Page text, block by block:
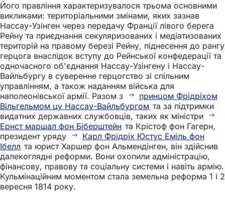
Його правління характеризувалося трьома основними
викликами: територіальними змінами, яких зазнав
Нассау-Узінген через передачу Франції лівого берега
Рейну та приєднання секуляризованих і медіатизованих
територій на правому березі Рейну, піднесення до рангу
герцога внаслідок вступу до Рейнської конфедерації та
одночасного об'єднання Нассау-Узінгену і Нассау-
Вайльбургу в суверенне герцогство зі спільним
управлінням, а також наданням війська для
наполеонівської армії. Разом з
принцом Фрідріхом
Вільгельмом цу Нассау-Вайльбургом та за підтримки
видатних державних службовців, таких як міністри
Ернст маршал фон Біберштейн та Крістоф фон Гагерн,
президент уряду
Карл Фрідріх Юстус Еміль фон
Ібелл та юрист Харшер фон Альмендінген, він здійснив
далекоглядні реформи. Вони охопили адміністрацію,
фінансову, правову та соціальну системи і навіть армію.
Кульмінаційним моментом стала земельна реформа 1 і 2
вересня 1814 року.